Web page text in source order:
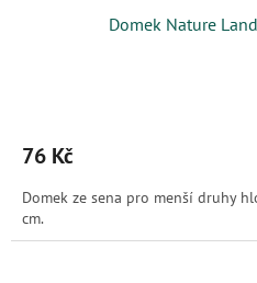
Domek Nature
76 Kč
Domek ze sena pro menší druhy
cm.